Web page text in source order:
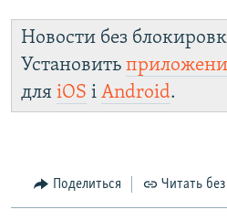
Новости без
Установить
для iOS і Android.
Поделиться Читать